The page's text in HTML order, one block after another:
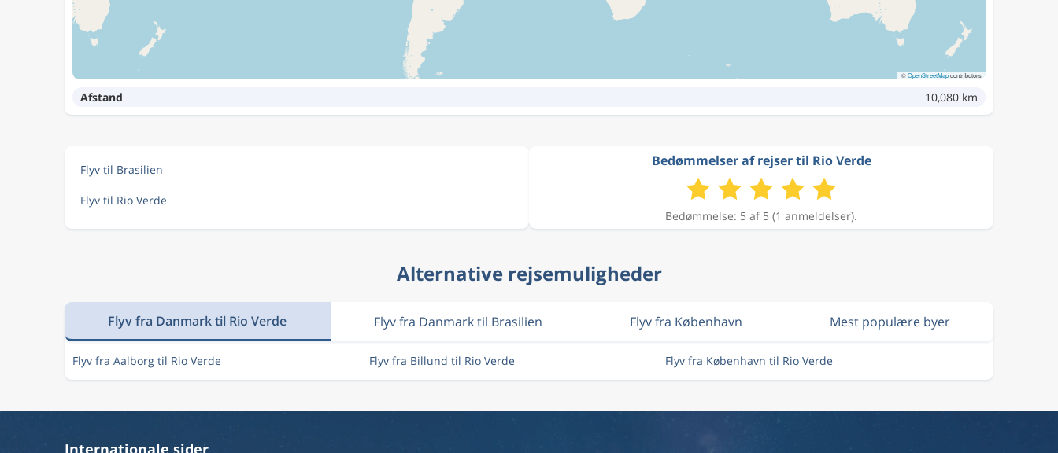
©OpenStreetMapcontributors
Afstand 10,080 km
Flyv til Brasilien
Flyv til Rio Verde
Bedømmelser af rejser til Rio Verde
Bedømmelse: 5 af 5 (1 anmeldelser).
Alternative rejsemuligheder
Flyv fra Danmark til Rio Verde Flyv fra Danmark til Brasilien Flyv fra København Mest populære byer
Flyv fra Aalborg til Rio Verde Flyv fra Billund til Rio Verde Flyv fra København til Rio Verde
Internationale sider